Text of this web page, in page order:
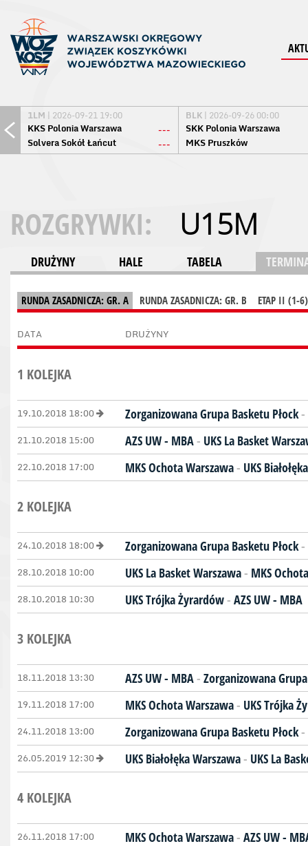
1LM | 2026-09-21 19:00
KKS Polonia Warszawa
---
Solvera Sokół Łańcut
---
BLK | 2026-09-26 00:00
SKK Polonia Warszawa
MKS Pruszków
ROZGRYWKI: U15M
DRUŻYNY HALE TABELA
RUNDA ZASADNICZA: GR. A RUNDA ZASADNICZA: GR. B ETAP II (1-
DATA DRUŻYNY
1 KOLEJKA
19.10.2018 18:00 Zorganizowana Grupa Basketu Płock-
21.10.2018 15:00 AZS UW - MBA- UKS La Basket
22.10.2018 17:00 MKS Ochota Warszawa- UKS
2 KOLEJKA
24.10.2018 18:00 Zorganizowana Grupa Basketu Płock-
28.10.2018 10:00 UKS La Basket Warszawa- MKS
28.10.2018 10:30 UKS Trójka Żyrardów- AZS UW - MBA
3 KOLEJKA
18.11.2018 13:30 AZS UW - MBA- Zorganizowana
19.11.2018 17:00 MKS Ochota Warszawa- UKS Trójka
24.11.2018 13:00 Zorganizowana Grupa Basketu Płock-
26.05.2019 12:30 UKS Białołęka Warszawa- UKS La
4 KOLEJKA
26.11.2018 17:00 MKS Ochota Warszawa- AZS UW -